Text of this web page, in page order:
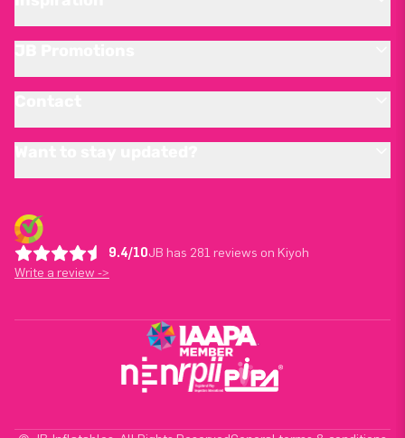
9.4/10JB has 281 reviews on Kiyoh
Write a review ->